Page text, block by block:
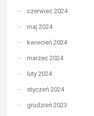
czerwiec 2024
maj 2024
kwiecień 2024
marzec 2024
luty 2024
styczeń 2024
grudzień 2023